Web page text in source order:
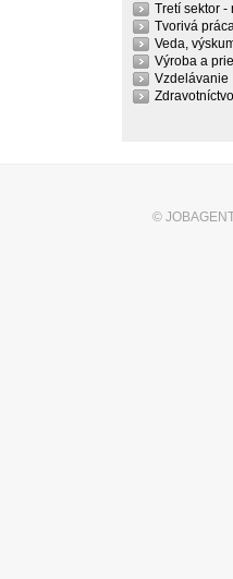
Tretí sektor -
Tvorivá
Veda,
Výroba a
Vzdelávanie
©